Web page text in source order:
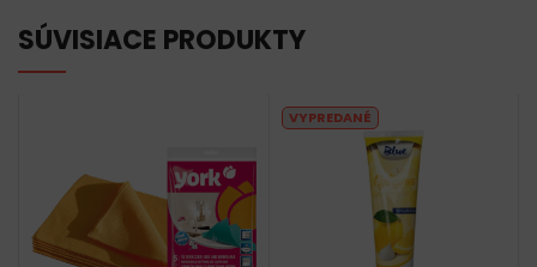
SÚVISIACE PRODUKTY
VYPREDANÉ